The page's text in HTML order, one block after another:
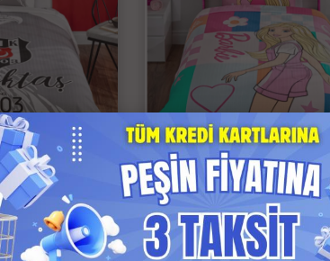
Taç BJK Since 1903 Lisanslı Tek Kişilik Pike Takımı
2,750.00